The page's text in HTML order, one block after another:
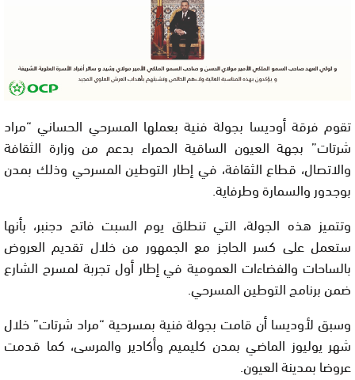
تقوم فرقة أوديسا بجولة فنية بعملها المسرحي الحساني “مراد
شرتات” بجهة العيون الساقية الحمراء بدعم من وزارة الثقافة
والاتصال، قطاع الثقافة، في إطار التوطين المسرحي وذلك بمدن
بوجدور والسمارة وطرفاية.
وتتميز هذه الجولة، التي تنطلق يوم السبت فاتح دجنبر، بأنها
ستعمل على كسر الحاجز مع الجمهور من خلال تقديم العروض
بالساحات والفضاءات العمومية في إطار أول تجربة لمسرح الشارع
ضمن برنامج التوطين المسرحي.
وسبق لأوديسا أن قامت بجولة فنية بمسرحية “مراد شرتات” خلال
شهر يوليوز الماضي بمدن كليميم وأكادير والمرسى، كما قدمت
عروضا بمدينة العيون.